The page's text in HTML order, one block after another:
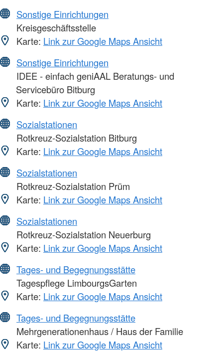
Sonstige Einrichtungen
Kreisgeschäftsstelle
Karte: Link zur Google Maps Ansicht
Sonstige Einrichtungen
IDEE - einfach geniAAL Beratungs- und
Servicebüro Bitburg
Karte: Link zur Google Maps Ansicht
Sozialstationen
Rotkreuz-Sozialstation Bitburg
Karte: Link zur Google Maps Ansicht
Sozialstationen
Rotkreuz-Sozialstation Prüm
Karte: Link zur Google Maps Ansicht
Sozialstationen
Rotkreuz-Sozialstation Neuerburg
Karte: Link zur Google Maps Ansicht
Tages- und Begegnungsstätte
Tagespflege LimbourgsGarten
Karte: Link zur Google Maps Ansicht
Tages- und Begegnungsstätte
Mehrgenerationenhaus / Haus der Familie
Karte: Link zur Google Maps Ansicht